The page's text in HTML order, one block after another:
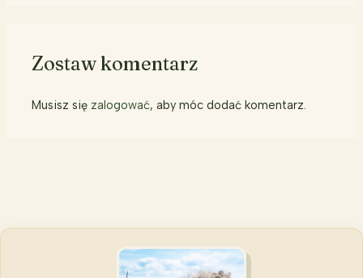
Zostaw komentarz
Musisz się zalogować, aby móc dodać komentarz.